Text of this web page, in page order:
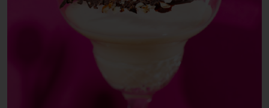
Voordelen Mitra Member
20
- €
20